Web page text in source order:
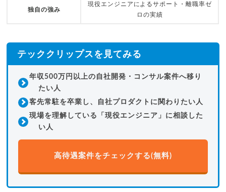
独自の強み
現役エンジニアによるサポート・離職率ゼ
ロの実績
テッククリップスを見てみる
年収500万円以上の自社開発・コンサル案件へ移り
たい人
客先常駐を卒業し、自社プロダクトに関わりたい人
現場を理解している「現役エンジニア」に相談した
い人
高待遇案件をチェックする(無料)